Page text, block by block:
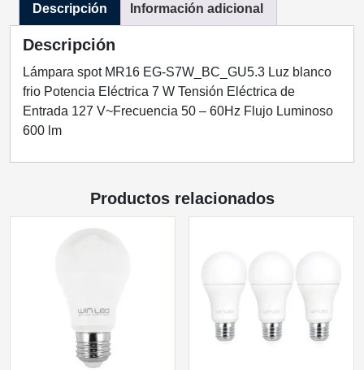
BLANCO
FRÍO
GU5.3
ENERGAIN
cantidad
Descripción Información adicional
Descripción
Lámpara spot MR16 EG-S7W_BC_GU5.3 Luz blanco
frio Potencia Eléctrica 7 W Tensión Eléctrica de
Entrada 127 V~Frecuencia 50 – 60Hz Flujo Luminoso
600 lm
Productos relacionados